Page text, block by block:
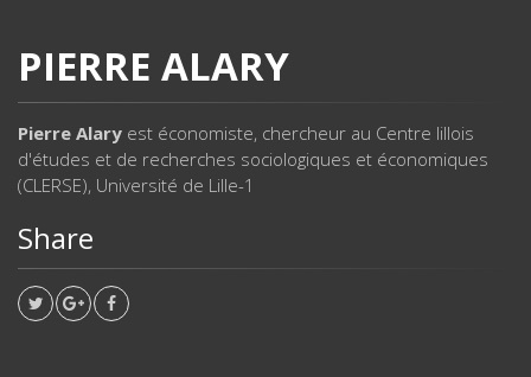
PIERRE ALARY
Pierre Alary est économiste, chercheur au Centre lillois
d'études et de recherches sociologiques et économiques
(CLERSE), Université de Lille-1
Share